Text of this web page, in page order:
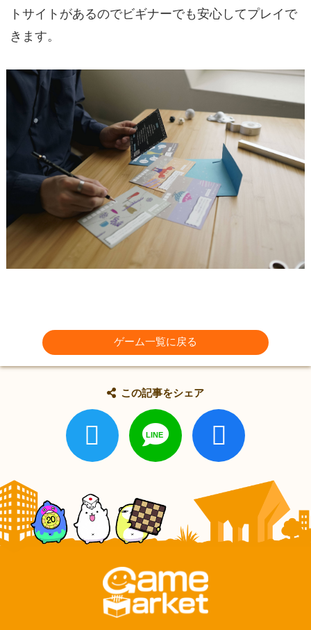
トサイトがあるのでビギナーでも安心してプレイで
きます。
ゲーム一覧に戻る
この記事をシェア